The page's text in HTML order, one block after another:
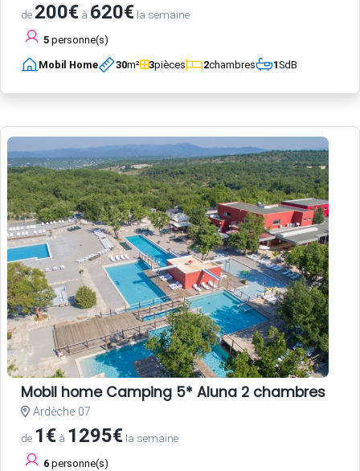
de 200€ à 620€ la semaine
5 personne(s)
Mobil Home 30m² 3pièces 2chambres 1SdB
Mobil home Camping 5* Aluna 2 chambres
Ardèche 07
de 1€ à 1295€ la semaine
6 personne(s)